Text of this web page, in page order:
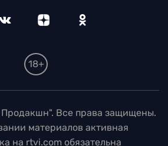
18+
Все права защищены.
материалов активная
на rtvi.com обязательна